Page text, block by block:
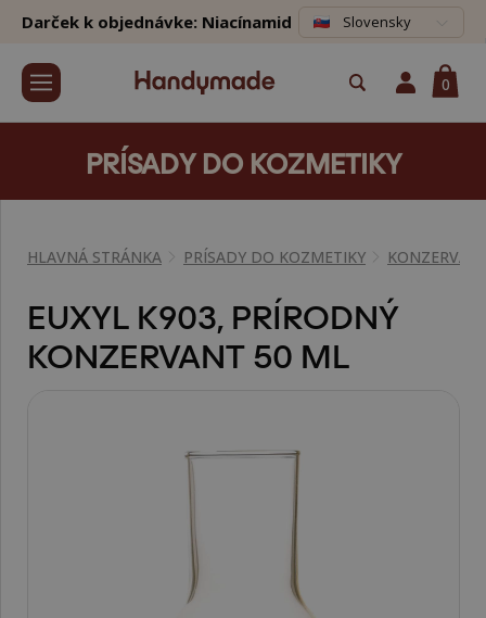
Darček k objednávke: Niacínamid Slovensky
0
PRÍSADY DO KOZMETIKY
HLAVNÁ STRÁNKA PRÍSADY DO KOZMETIKY
EUXYL K903, PRÍRODNÝ
KONZERVANT 50 ML